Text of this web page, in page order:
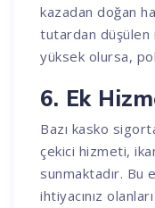
kazadan doğan
tutardan düşülen
yüksek olursa,
6. Ek
Bazı kasko
çekici hizmeti,
sunmaktadır. Bu
ihtiyacınız